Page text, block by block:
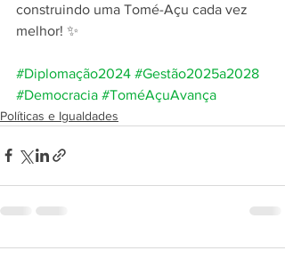
construindo uma Tomé-Açu cada vez
melhor! ✨
#Diplomação2024 #Gestão2025a2028
#Democracia #ToméAçuAvança
Políticas e Igualdades